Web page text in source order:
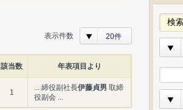
表示件数 20件
該当数 年表項目より
1
... 締役副社長伊藤貞男 取締
役副会 ...